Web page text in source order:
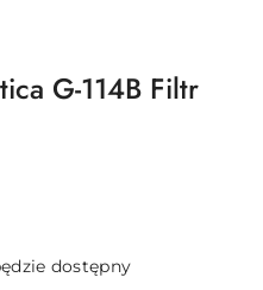
G-114B Filtr
dostępny